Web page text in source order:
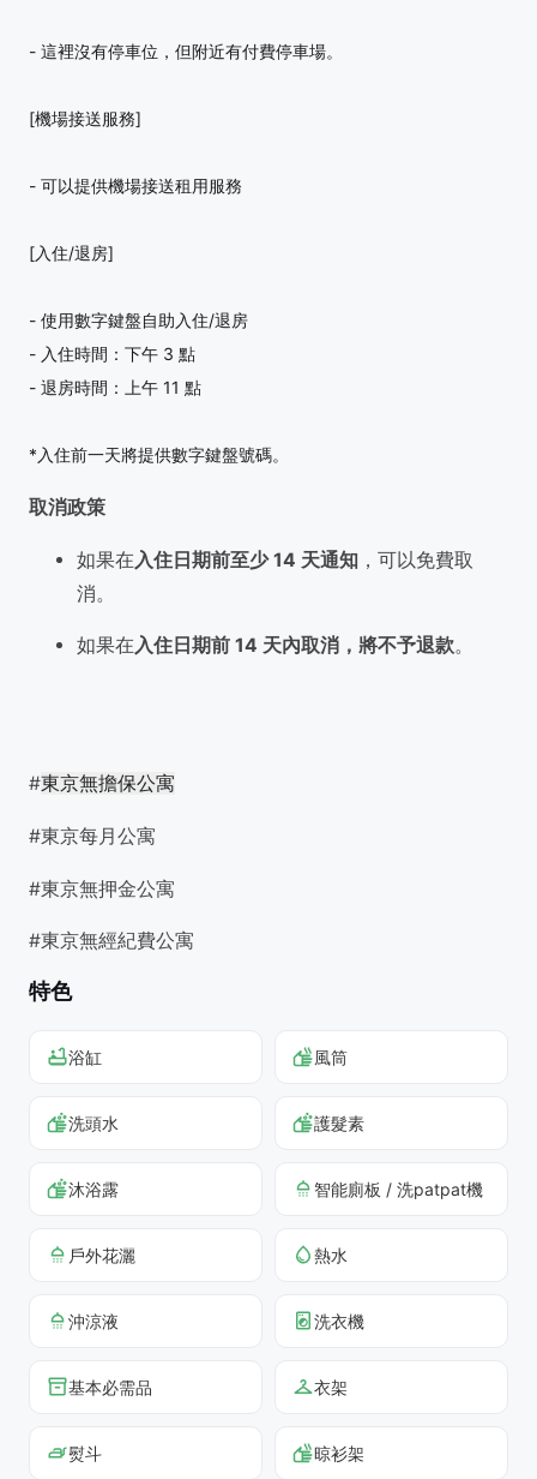
- 這裡沒有停車位，但附近有付費停車場。
[機場接送服務]
- 可以提供機場接送租用服務
[入住/退房]
- 使用數字鍵盤自助入住/退房
- 入住時間：下午 3 點
- 退房時間：上午 11 點
*入住前一天將提供數字鍵盤號碼。
取消政策
如果在 入住日期前至少 14 天通知 ，可以免費取
消。
如果在入住日期前 14 天內取消，將不予退款。
#東京無擔保公寓
#東京每月公寓
#東京無押金公寓
#東京無經紀費公寓
特色
浴缸 風筒
洗頭水 護髮素
沐浴露 智能廁板 / 洗patpat機
戶外花灑 熱水
沖涼液 洗衣機
基本必需品 衣架
熨斗 晾衫架